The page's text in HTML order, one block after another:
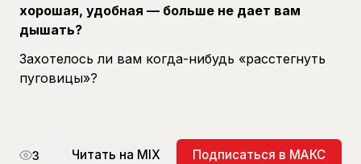
хорошая, удобная — больше не дает вам
дышать?
Захотелось ли вам когда-нибудь «расстегнуть
пуговицы»?
3 Читать на MIX Подписаться в МАКС